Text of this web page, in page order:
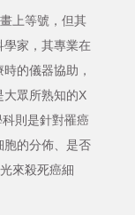
上等號，但其
學家，其專業在
的儀器協助，
大眾所熟知的X
則是針對罹癌
胞的分佈、是否
來殺死癌細